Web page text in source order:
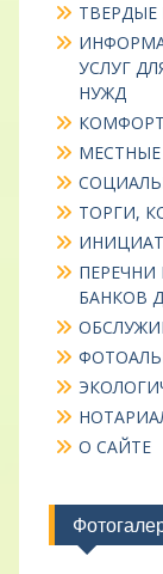
УСЛУГ
НУЖД
ТОРГИ,
БАНКОВ
О САЙТЕ